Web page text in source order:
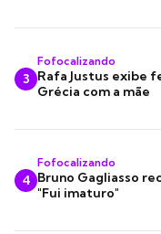
3
Fofocalizando
Rafa Justus exibe
Grécia com a mãe
4
Fofocalizando
Bruno Gagliasso
"Fui imaturo"